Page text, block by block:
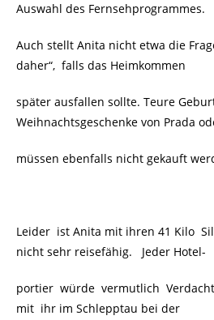
Auswahl des Fernsehprogrammes.
Auch stellt Anita nicht etwa die
daher“, falls das Heimkommen
später ausfallen sollte. Teure
Weihnachtsgeschenke von Prada
müssen ebenfalls nicht gekauft
Leider ist Anita mit ihren 41 Kilo
nicht sehr reisefähig. Jeder Hotel-
portier würde vermutlich
mit ihr im Schlepptau bei der